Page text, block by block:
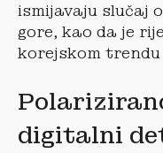
ismijavaju slučaj
gore, kao da je
korejskom trendu
digitalni